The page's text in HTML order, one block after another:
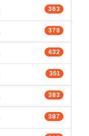
363
379
432
351
383
387